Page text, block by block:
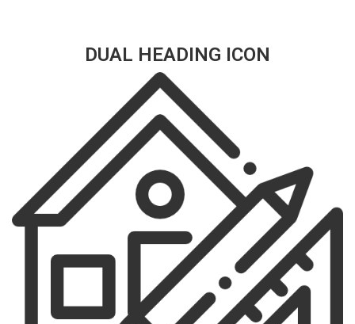
DUAL HEADING ICON